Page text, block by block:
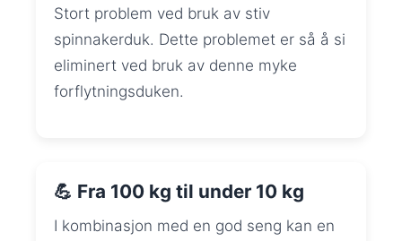
Stort problem ved bruk av stiv
spinnakerduk. Dette problemet er så å si
eliminert ved bruk av denne myke
forflytningsduken.
💪 Fra 100 kg til under 10 kg
I kombinasjon med en god seng kan en